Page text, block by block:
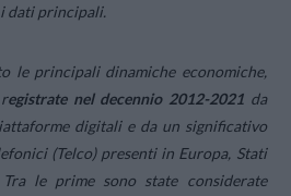
dati principali.
le principali dinamiche economiche,
egistrate nel decennio 2012-2021 da
digitali e da un significativo
(Telco) presenti in Europa, Stati
le prime sono state considerate